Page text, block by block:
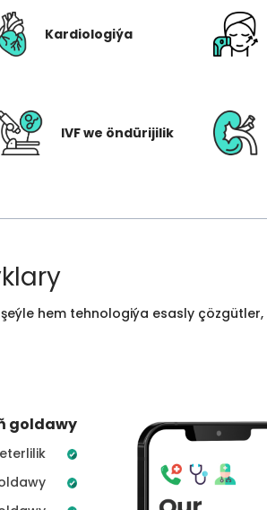
Kardiologiýa
IVF we öndürijilik
hem tehnologiýa esasly
goldawy